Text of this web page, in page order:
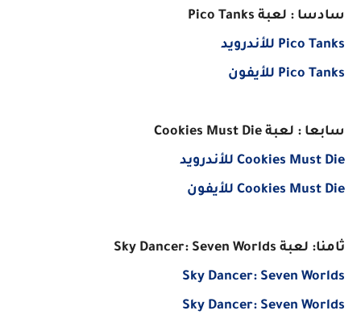
سادسا : لعبة Pico Tanks
Pico Tanks للأندرويد
Pico Tanks للأيفون
سابعا : لعبة Cookies Must Die
Cookies Must Die للأندرويد
Cookies Must Die للأيفون
ثامنا: لعبة Sky Dancer: Seven Worlds
Sky Dancer: Seven Worlds
Sky Dancer: Seven Worlds